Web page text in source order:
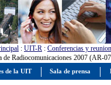
: UIT-R : Conferencias y
de Radiocomunicaciones 2007 (AR-
de la UIT Sala de prensa